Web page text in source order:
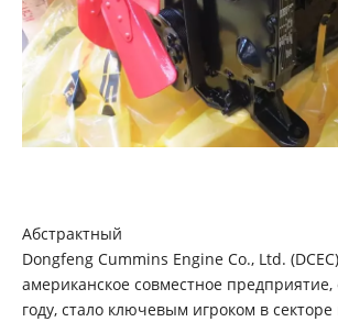
Абстрактный
Dongfeng Cummins Engine Co., Ltd.
американское совместное предприятие,
году, стало ключевым игроком в секторе